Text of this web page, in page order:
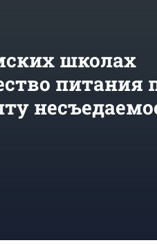
школах
питания